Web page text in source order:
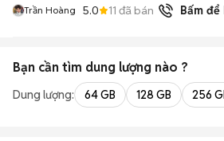
Trần Hoàng 5.0 11 đã bán Bấm
Bạn cần tìm dung lượng nào ?
Dung lượng: 64 GB 128 GB 256